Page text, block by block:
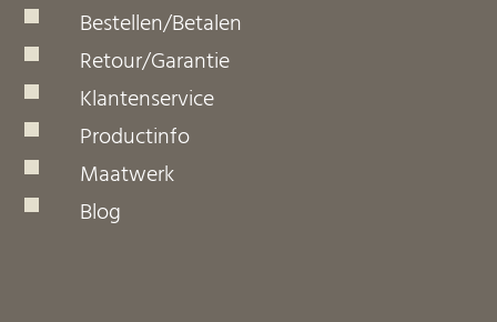
Bestellen/Betalen
Retour/Garantie
Klantenservice
Productinfo
Maatwerk
Blog